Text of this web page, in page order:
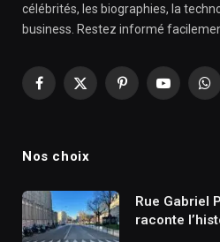
célébrités, les biographies, la
business. Restez informé
Facebook
X
PinterestYouTube
Nos choix
Rue Gabriel
raconte